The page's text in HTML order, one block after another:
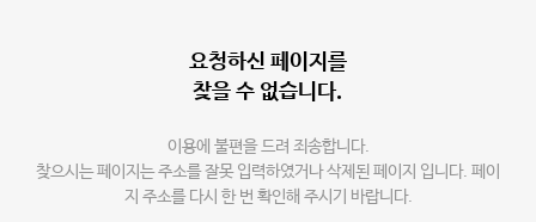
요청하신 페이지를
찾을 수 없습니다.
이용에 불편을 드려 죄송합니다.
찾으시는 페이지는 주소를 잘못 입력하였거나 삭제된 페이지 입니다. 페이
지 주소를 다시 한 번 확인해 주시기 바랍니다.